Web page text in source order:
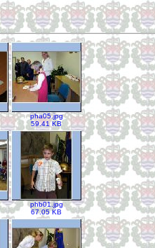
pha05.jpg
59.41 KB
phb01.jpg
67.05 KB